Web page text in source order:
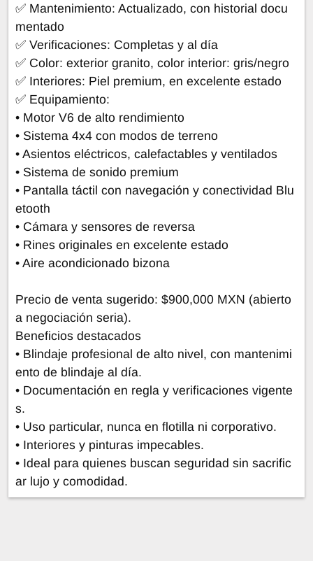
✅ Mantenimiento: Actualizado, con historial docu
mentado
✅ Verificaciones: Completas y al día
✅ Color: exterior granito, color interior: gris/negro
✅ Interiores: Piel premium, en excelente estado
✅ Equipamiento:
• Motor V6 de alto rendimiento
• Sistema 4x4 con modos de terreno
• Asientos eléctricos, calefactables y ventilados
• Sistema de sonido premium
• Pantalla táctil con navegación y conectividad Blu
etooth
• Cámara y sensores de reversa
• Rines originales en excelente estado
• Aire acondicionado bizona
Precio de venta sugerido: $900,000 MXN (abierto
a negociación seria).
Beneficios destacados
• Blindaje profesional de alto nivel, con mantenimi
ento de blindaje al día.
• Documentación en regla y verificaciones vigente
s.
• Uso particular, nunca en flotilla ni corporativo.
• Interiores y pinturas impecables.
• Ideal para quienes buscan seguridad sin sacrific
ar lujo y comodidad.